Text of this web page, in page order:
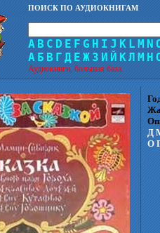
ПОИСК ПО АУДИОКНИГАМ
A B C D E F G H I J K L M N
А Б В Г Д Е Ж З И Й КЛ М Н
Аудиокниги, большая база.
Д
О